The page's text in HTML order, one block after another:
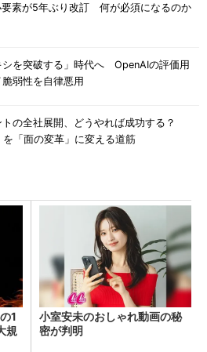
要素が5年ぶり改訂 何が必須になるのか
シを突破する」時代へ OpenAIの評価用
弱性を自律悪用
トの全社展開、どうやれば成功する？
を「面の変革」に変える道筋
1
規
小室安未のおしゃれ動画の秘
密が判明